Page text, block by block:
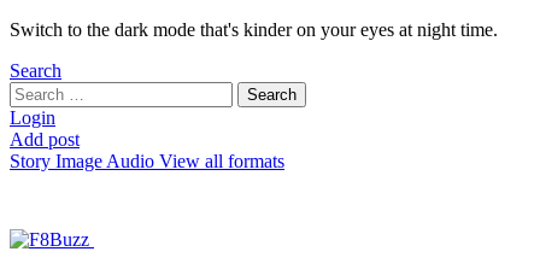
Switch to the dark mode that's kinder on your eyes at night time.
Search
Search
for:
Search
Login
Add post
Story Image Audio View all formats